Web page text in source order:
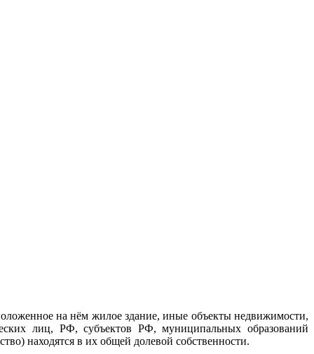
на нём жилое здание, иные объекты недвижимости,
лиц, РФ, субъектов РФ, муниципальных образований
находятся в их общей долевой собственности.